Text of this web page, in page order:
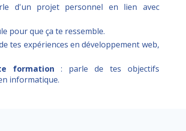
d'un projet personnel en lien avec
pour que ça te ressemble.
tes expériences en développement web,
formation : parle de tes objectifs
informatique.